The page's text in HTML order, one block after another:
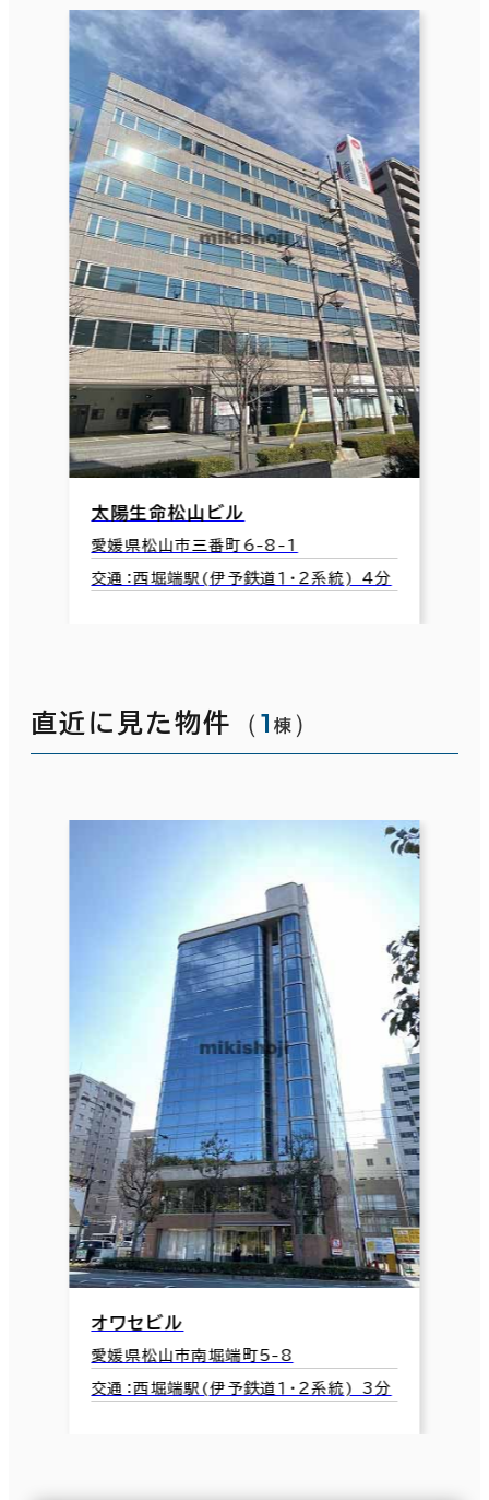
太陽生命松山ビル
愛媛県松山市三番町6-8-1
交通：西堀端駅(伊予鉄道１・２系統) 4分
直近に見た物件 （1 棟 ）
オワセビル
愛媛県松山市南堀端町5-8
交通：西堀端駅(伊予鉄道１・２系統) 3分